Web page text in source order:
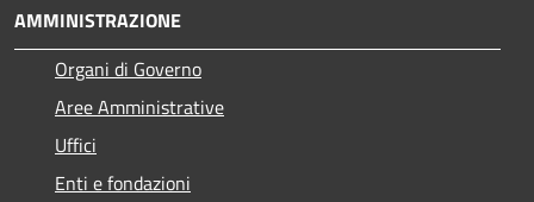
AMMINISTRAZIONE
Organi di Governo
Aree Amministrative
Uffici
Enti e fondazioni